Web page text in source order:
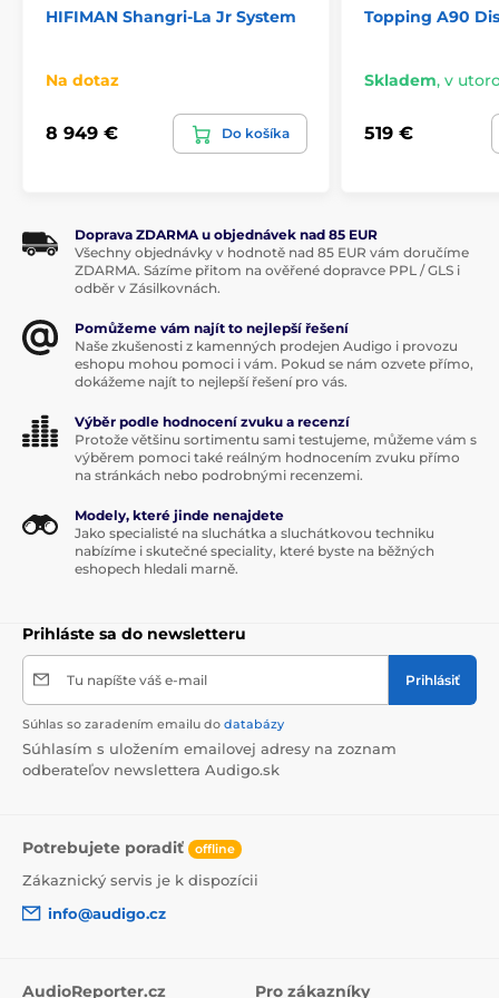
transparentnosťou, typickou preHiFi Audioriešenia
DUAL MONO - dva nezávislé, symetrické
Kompletná eliminácia kanálových presluchov pre
tiché pozadie a presnú lokalizáciu
Precízne ovládanie volume
a funkcia crossfeed
Dôležitým technologickým prvkom je riadenie
hlasitosti. GT4 má každý kanál osadený samostatným
čipom MUSES72320 s diskrétnym bufferom. Toto
riadení hlasitosti a navyše umožňuje presné vyváženie
sterea aj funkciu
Crossfeed
, ktorá prirodzenejšie
simuluje priestorový vnem pri počúvaní zo slúchadiel
a znižuje únavu posluchu. Ovládanie je precízne a
Dvojitý systém riadenia hlasitosti (jeden na kanál) s
pre optimalizáciu priestoru
HIFIMAN Shangri-La Jr System
Na dotaz
8 949 € Do košíka
Topping A90
Skladem, v
519 €
Doprava ZDARMA u objednávek nad 85 EUR
Všechny objednávky v hodnotě nad 85 EUR vám doručíme
ZDARMA. Sázíme přitom na ověřené dopravce PPL / GLS i
odběr v Zásilkovnách.
Pomůžeme vám najít to nejlepší řešení
Naše zkušenosti z kamenných prodejen Audigo i provozu
eshopu mohou pomoci i vám. Pokud se nám ozvete přímo,
dokážeme najít to nejlepší řešení pro vás.
Výběr podle hodnocení zvuku a recenzí
Protože většinu sortimentu sami testujeme, můžeme vám s
výběrem pomoci také reálným hodnocením zvuku přímo
na stránkách nebo podrobnými recenzemi.
Modely, které jinde nenajdete
Jako specialisté na sluchátka a sluchátkovou techniku
nabízíme i skutečné speciality, které byste na běžných
eshopech hledali marně.
Prihláste sa do newsletteru
Tu napíšte váš e-mail Prihlásiť
Súhlas so zaradením emailu do databázy
Súhlasím s uložením emailovej adresy na zoznam
odberateľov newslettera Audigo.sk
Potrebujete poradiť offline
Zákaznický servis je k dispozícii
info@audigo.cz
AudioReporter.cz Pro zákazníky